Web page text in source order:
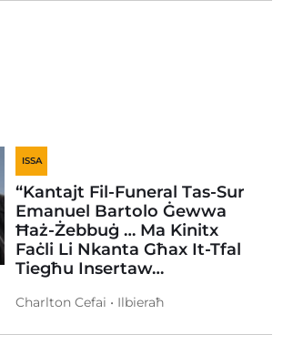
ISSA
“Kantajt Fil-Funeral Tas-Sur
Emanuel Bartolo Ġewwa
Ħaż-Żebbuġ … Ma Kinitx
Faċli Li Nkanta Għax It-Tfal
Tiegħu Insertaw…
Charlton Cefai • Ilbieraħ